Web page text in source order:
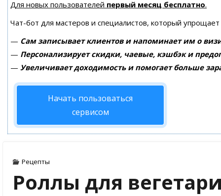
Для новых пользователей первый месяц бесплатно.
Чат-бот для мастеров и специалистов, который
— Сам записывает клиентов и напоминает им о
— Персонализирует скидки, чаевые, кэшбэк и
— Увеличивает доходимость и помогает больше
Начать пользоваться
сервисом
Рецепты
Роллы для